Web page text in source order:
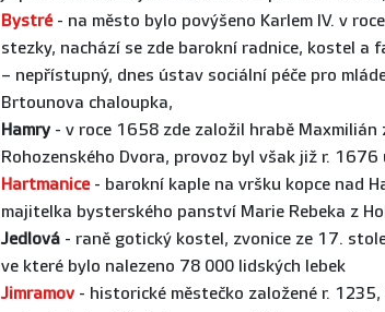
Bystré - na město bylo povýšeno Karlem IV. v
stezky, nachází se zde barokní radnice, kostel a
– nepřístupný, dnes ústav sociální péče pro
Brtounova chaloupka,
Hamry - v roce 1658 zde založil hrabě
Rohozenského Dvora, provoz byl však již r. 1676
Hartmanice - barokní kaple na vršku kopce nad
majitelka bysterského panství Marie Rebeka z
Jedlová - raně gotický kostel, zvonice ze 17.
ve které bylo nalezeno 78 000 lidských lebek
Jimramov - historické městečko založené r.